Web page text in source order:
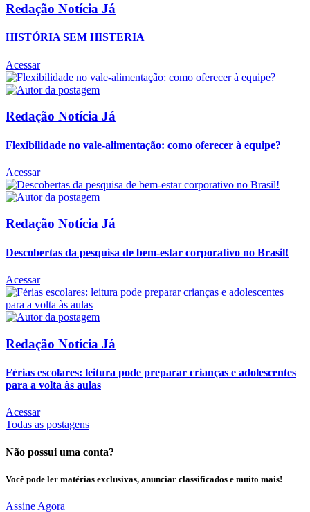
Redação Notícia Já
HISTÓRIA SEM HISTERIA
Acessar
Redação Notícia Já
Flexibilidade no vale-alimentação: como oferecer à equipe?
Acessar
Redação Notícia Já
Descobertas da pesquisa de bem-estar corporativo no Brasil!
Acessar
Redação Notícia Já
Férias escolares: leitura pode preparar crianças e adolescentes
para a volta às aulas
Acessar
Todas as postagens
Não possui uma conta?
Você pode ler matérias exclusivas, anunciar classificados e muito mais!
Assine Agora